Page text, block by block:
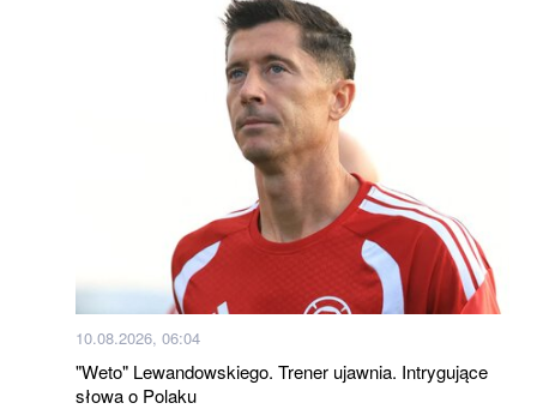
10.08.2026, 06:04
"Weto" Lewandowskiego. Trener ujawnia. Intrygujące
słowa o Polaku